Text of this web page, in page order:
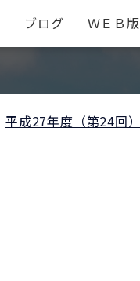
ブログ ＷＥＢ版
平成27年度（第24回）